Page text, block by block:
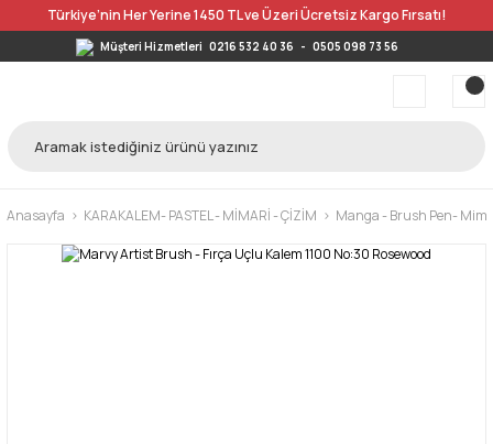
Türkiye’nin Her Yerine 1450 TL ve Üzeri Ücretsiz Kargo Fırsatı!
Müşteri Hizmetleri 0216 532 40 36 - 0505 098 73 56
Anasayfa KARAKALEM- PASTEL - MİMARİ - ÇİZİM Manga - Brush Pen-